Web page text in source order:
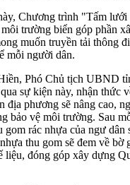
Chương trình "Tấm lưới
trường biển góp phần
muốn truyền tải thông
mỗi người dân.
Phó Chủ tịch UBND
sự kiện này, nhận thức
địa phương sẽ nâng cao,
bảo vệ môi trường. Sau
gom rác nhựa của ngư dân
thu gom sẽ đem về bờ
liệu, đóng góp xây dựng